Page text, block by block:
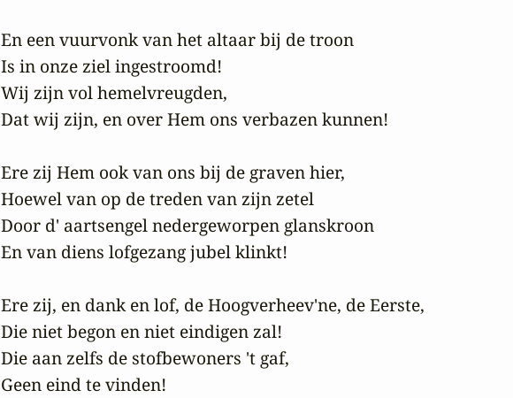
En een vuurvonk van het altaar bij de troon
Is in onze ziel ingestroomd!
Wij zijn vol hemelvreugden,
Dat wij zijn, en over Hem ons verbazen kunnen!
Ere zij Hem ook van ons bij de graven hier,
Hoewel van op de treden van zijn zetel
Door d' aartsengel nedergeworpen glanskroon
En van diens lofgezang jubel klinkt!
Ere zij, en dank en lof, de Hoogverheev'ne, de Eerste,
Die niet begon en niet eindigen zal!
Die aan zelfs de stofbewoners 't gaf,
Geen eind te vinden!